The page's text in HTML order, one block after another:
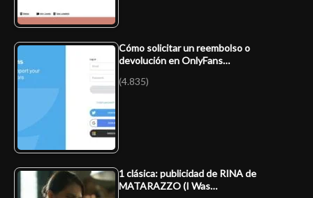
Cómo solicitar un reembolso o
devolución en OnlyFans…
(4.835)
1 clásica: publicidad de RINA de
MATARAZZO (I Was…